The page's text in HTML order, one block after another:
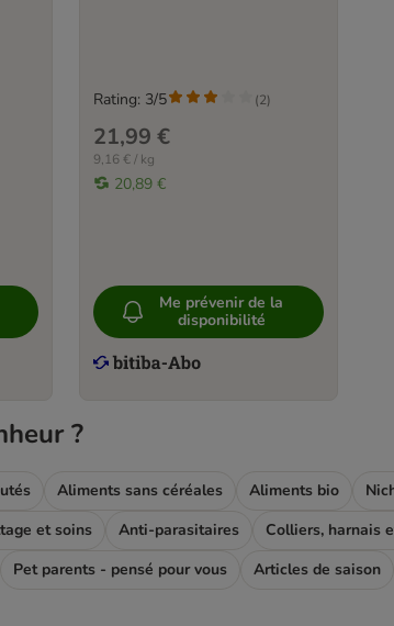
21,99 €
9,16 € / kg
20,89 €
Rating: 3/5 (2)
Me prévenir de la
disponibilité
?
Aliments sans céréales Aliments bio
et soins Anti-parasitaires
Colliers, harnais
Pet parents - pensé pour vous Articles de saison